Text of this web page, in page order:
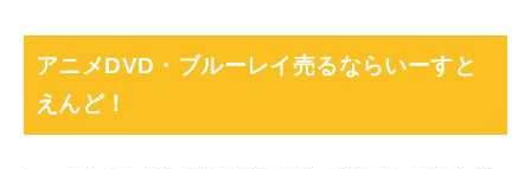
アニメDVD・ブルーレイ売るならいーすと
えんど！